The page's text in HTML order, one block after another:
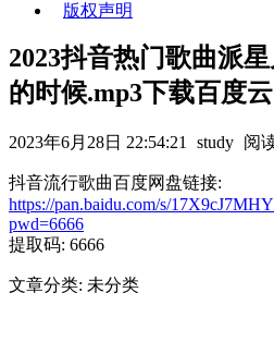
版权声明
2023抖音热门歌曲派
的时候.mp3下载百度
2023年6月28日 22:54:21 study 阅
抖音流行歌曲百度网盘链接:
https://pan.baidu.com/s/
pwd=6666
提取码: 6666
文章分类: 未分类